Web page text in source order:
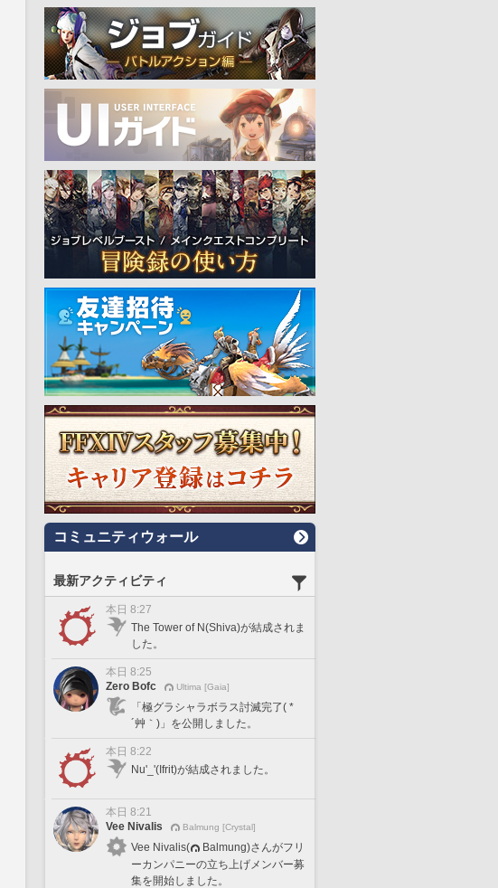
コミュニティウォール
最新アクティビティ
本日 8:27
The Tower of N(Shiva)が結成されま
した。
本日 8:25
Zero Bofc
Ultima [Gaia]
「極グラシャラボラス討滅完了( *
´艸｀)」を公開しました。
本日 8:22
Nu'_'(Ifrit)が結成されました。
本日 8:21
Vee Nivalis
Balmung [Crystal]
Vee Nivalis(
Balmung)さんがフリ
ーカンパニーの立ち上げメンバー募
集を開始しました。